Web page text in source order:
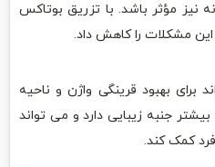
نیز مؤثر باشد. با تزریق بوتاکس
مشکلات را کاهش داد.
برای بهبود قرینگی واژن و ناحیه
جنبه زیبایی دارد و می تواند
کمک کند.